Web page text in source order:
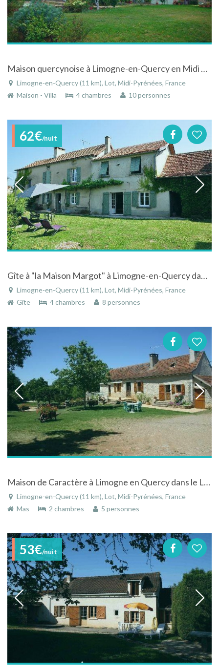
Maison quercynoise à Limogne-en-Quercy en Midi Pyrénées
Limogne-en-Quercy (11 km), Lot, Midi-Pyrénées, France
Maison - Villa
4 chambres 10 personnes
62€/nuit
Gîte à "la Maison Margot" à Limogne-en-Quercy dans le Lot en Midi-Pyrénées
Limogne-en-Quercy (11 km), Lot, Midi-Pyrénées, France
Gîte
4 chambres 8 personnes
Maison de Caractère à Limogne en Quercy dans le Lot en Midi-Pyrénées
Limogne-en-Quercy (11 km), Lot, Midi-Pyrénées, France
Mas
2 chambres 5 personnes
53€/nuit